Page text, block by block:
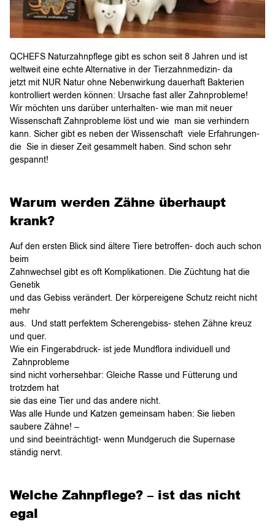
QCHEFS Naturzahnpflege gibt es schon seit 8 Jahren und ist
weltweit eine echte Alternative in der Tierzahnmedizin- da
jetzt mit NUR Natur ohne Nebenwirkung dauerhaft Bakterien
kontrolliert werden können: Ursache fast aller Zahnprobleme!
Wir möchten uns darüber unterhalten- wie man mit neuer
Wissenschaft Zahnprobleme löst und wie man sie verhindern
kann. Sicher gibt es neben der Wissenschaft viele Erfahrungen-
die Sie in dieser Zeit gesammelt haben. Sind schon sehr
gespannt!
Warum werden Zähne überhaupt
krank?
Auf den ersten Blick sind ältere Tiere betroffen- doch auch schon
beim
Zahnwechsel gibt es oft Komplikationen. Die Züchtung hat die
Genetik
und das Gebiss verändert. Der körpereigene Schutz reicht nicht
mehr
aus. Und statt perfektem Scherengebiss- stehen Zähne kreuz
und quer.
Wie ein Fingerabdruck- ist jede Mundflora individuell und
Zahnprobleme
sind nicht vorhersehbar: Gleiche Rasse und Fütterung und
trotzdem hat
sie das eine Tier und das andere nicht.
Was alle Hunde und Katzen gemeinsam haben: Sie lieben
saubere Zähne! –
und sind beeinträchtigt- wenn Mundgeruch die Supernase
ständig nervt.
Welche Zahnpflege? – ist das nicht
egal